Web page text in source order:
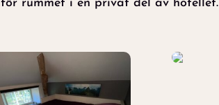
rummet i en privat del av hotellet.